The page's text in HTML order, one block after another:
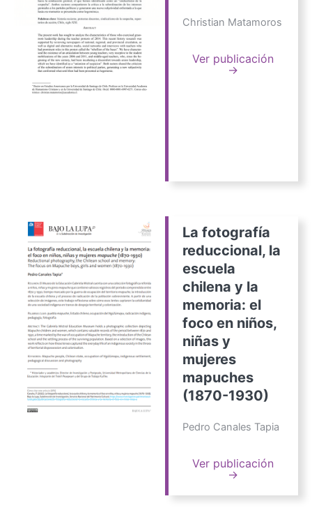
Christian Matamoros
Ver publicación
→
La fotografía
reduccional, la
escuela
chilena y la
memoria: el
foco en niños,
niñas y
mujeres
mapuches
(1870-1930)
Pedro Canales Tapia
Ver publicación
→